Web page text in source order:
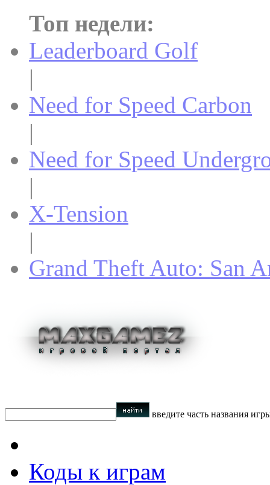
Топ недели:
Leaderboard Golf
|
Need for Speed Carbon
|
Need for Speed
|
X-Tension
|
Grand Theft Auto: San
введите часть названия
Коды к играм